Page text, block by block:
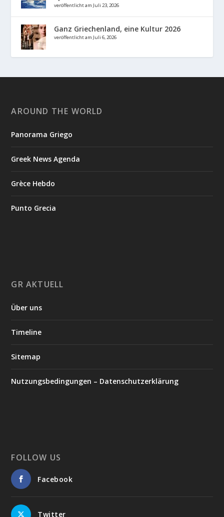
veröffentlicht am Juli 23, 2026
Ganz Griechenland, eine Kultur 2026
veröffentlicht am Juli 6, 2026
AROUND THE WORLD
Panorama Griego
Greek News Agenda
Grèce Hebdo
Punto Grecia
GR AKTUELL
Über uns
Timeline
Sitemap
Nutzungsbedingungen – Datenschutzerklärung
FOLLOW US
Facebook
Twitter